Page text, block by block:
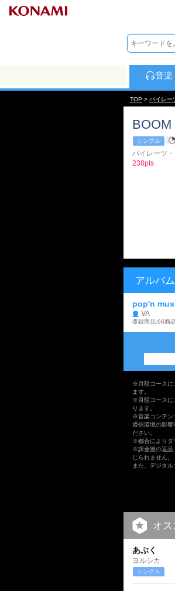
音楽
TOP > パイレー
シングル
パイレーツ
238pts
アルバム
pop'n
VA
収録商品:66商
※月額コースに
ます。
※月額コースに
ります。
※音楽コンテン
通信環境の影響
ださい。
※都合によりダ
※課金後の返品
じられません。
また、デジタ
オス
あぶく
ヨルシカ
シングル